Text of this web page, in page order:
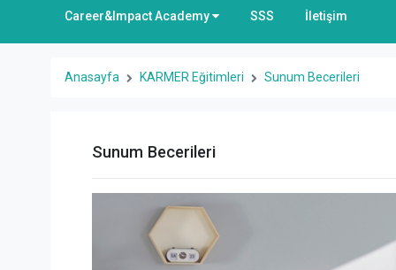
Career&Impact Academy SSS İletişim
Anasayfa KARMER Eğitimleri Sunum Becerileri
Sunum Becerileri